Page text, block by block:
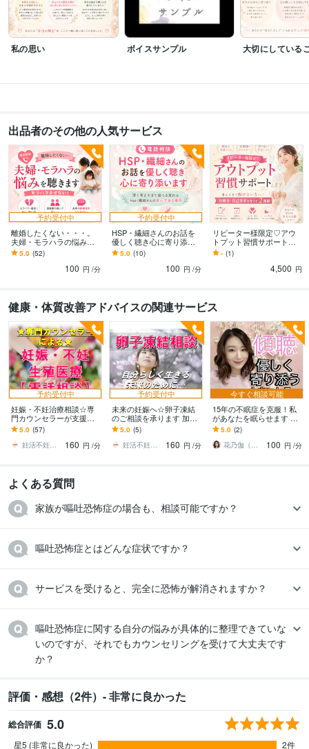
資格・検定
介護福祉士 取得年 : 2001年
社会福祉主事任用資格 取得年 : 2001年
准看護師
アロマコーディネーター 取得年 : 2016年
家族療法カウンセラー 取得年 : 2018年
マインドフルネススペシャリスト 取得年 : 2022年
食品衛生責任者 取得年 : 2024年
オンライン心理カウンセラー 取得年 : 2024年
3級FP技能士 取得年 : 2024年
ビジネス・クリエイティブツール
Word:10年
その他ツール
臼井式 レイキ サード :8年子育てコーチング通信講座終了:8年
アドラー心理学勇気づけセミナー初級終了:8年漢方コーディネーター:7年
星の錬金術アルケミスト(オリジナル占星術):5年
心屋風 ミユキーズカウンセリングマスターコース卒業:5年
１級心理カウンセラー:1年
心理カウンセラー資格プロコース終了:1年
アンガーコントロールスペシャリスト:1年SNSカウンセラー:5年
得意分野
悩み相談・カウンセリング 自分に対する悩み（性格・自己肯定感) 嘔吐恐
怖症・不安・恐怖の悩み
結婚・夫婦関係・モラハラ・価値観の悩み 子育
ての悩み（イヤイヤ期・育児ストレス） HSP・繊細・敏感体質の悩み 愛
着障害・アダルトチルドレン・共依存 感情整理・感情とのつきあい方 お
金の悩み・家計のストレス
ペットロス
夫婦 ストレス モラハラ 結婚 価値観の違い 繊細 本質 hsp
共依存
子どもの個性と才能を活かす子育て占い
定
夫婦 親子 モラハラ 子育て 魂の本質 結婚 星の錬金術
学歴
医学技術福祉専門学校
看護高等専修学校 2002年3月 ~ 2004年2月
東京ビジネスカウンセラー学院 2022年7月 ~ 2023年11月
私の思い ボイスサンプル 大切にしている
出品者のその他の人気サービス
予約受付中
離婚したくない・・・。
夫婦・モラハラの悩み聴
きます モラハラさせな
い！夫婦の価値観の違い
をサポートし望む結婚
5.0 (52)
100 円 /分
予約受付中
HSP・繊細さんのお話を
優しく聴き心に寄り添い
ます 深く考えすぎて傷つ
き疲れるhsp・繊細さんの
5.0 (10)
100 円 /分
リピーター様限定♡アウ
トプット習慣サポートし
ます 考えすぎて動けない
方へ♡行動力・自己受容
- (1)
4,500 円
健康・体質改善アドバイスの関連サービス
予約受付中
妊娠・不妊治療相談☆専
門カウンセラーが支援し
ます 専門カウンセラーと
一緒に前向きな選択を探
していきませんか？
5.0 (57)
妊活不妊治療総合カウンセリング 松本悠利
160 円 /分
予約受付中
未来の妊娠へ☆卵子凍結
のご相談を承ります 加齢
対策や病気治療で卵子凍
結を考えている方、ご相
談ください！
5.0 (5)
妊活不妊治療総合カウンセリング 松本悠利
160 円 /分
今すぐ相談可能
15年の不眠症を克服！私
があなたを眠らせます 安
眠インストラクターと快
眠セラピストの資格を持
っています。
5.0 (2)
花乃伽（かのか）
100 円 /分
よくある質問
家族が嘔吐恐怖症の場合も、相談可能ですか？
嘔吐恐怖症に関する自分の悩みが具体的に整理できていな
いのですが、それでもカウンセリングを受けて大丈夫です
か？
評価・感想（2件）- 非常に良かった
総合評価 5.0
星5 (非常に良かった) 2件